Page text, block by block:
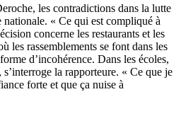
les contradictions dans la lutte
« Ce qui est compliqué à
concerne les restaurants et les
les rassemblements se font dans les
d’incohérence. Dans les écoles,
la rapporteure. « Ce que je
forte et que ça nuise à